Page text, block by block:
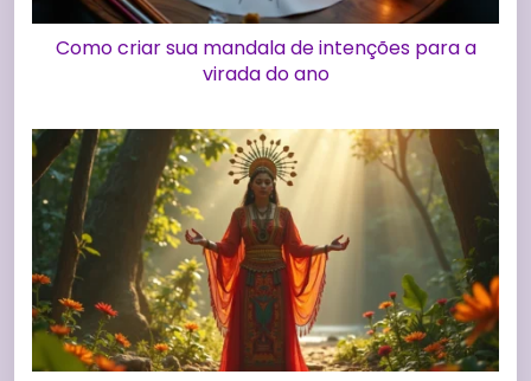
Como criar sua mandala de intenções para a
virada do ano